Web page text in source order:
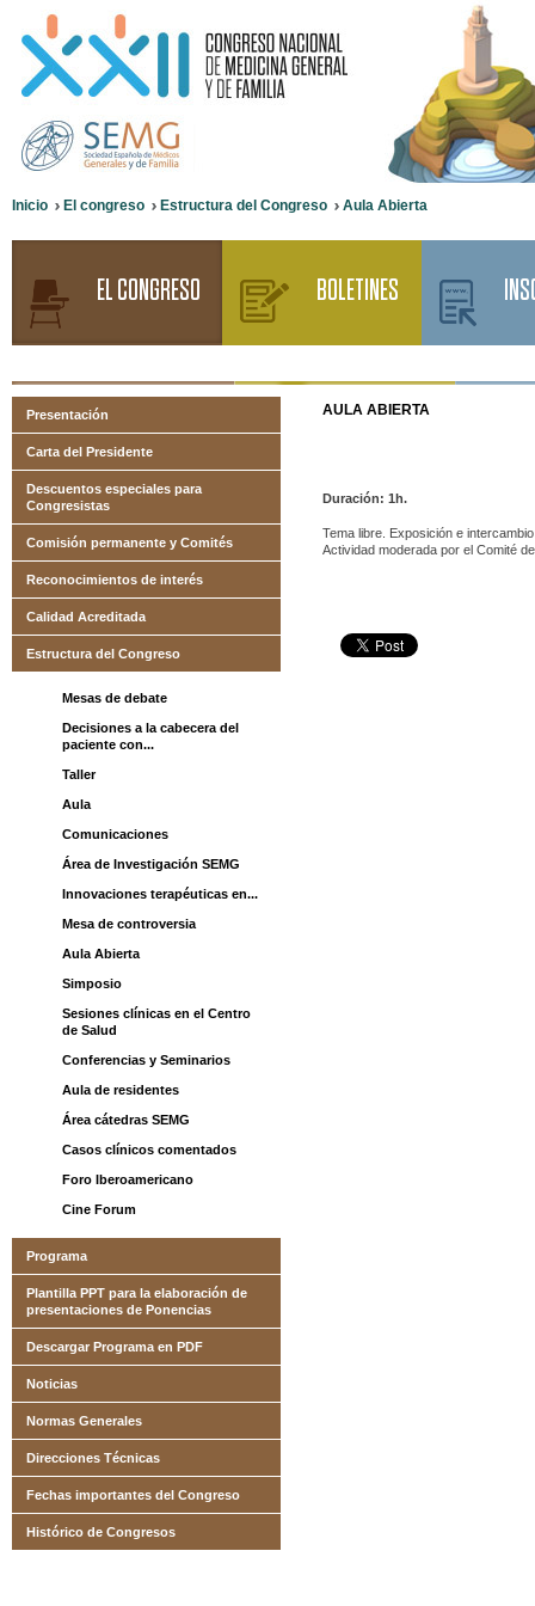
Inicio El congreso Estructura del Congreso Aula Abierta
EL CONGRESO BOLETINES
AULA ABIERTA
Duración: 1h.
Tema libre. Exposición e
Actividad moderada por el Comité
Presentación
Carta del Presidente
Descuentos especiales para
Congresistas
Comisión permanente y Comités
Reconocimientos de interés
Calidad Acreditada
Estructura del Congreso
Mesas de debate
Decisiones a la cabecera del
paciente con...
Taller
Aula
Comunicaciones
Área de Investigación SEMG
Innovaciones terapéuticas en...
Mesa de controversia
Aula Abierta
Simposio
Sesiones clínicas en el Centro
de Salud
Conferencias y Seminarios
Aula de residentes
Área cátedras SEMG
Casos clínicos comentados
Foro Iberoamericano
Cine Forum
Programa
Plantilla PPT para la elaboración de
presentaciones de Ponencias
Descargar Programa en PDF
Noticias
Normas Generales
Direcciones Técnicas
Fechas importantes del Congreso
Histórico de Congresos